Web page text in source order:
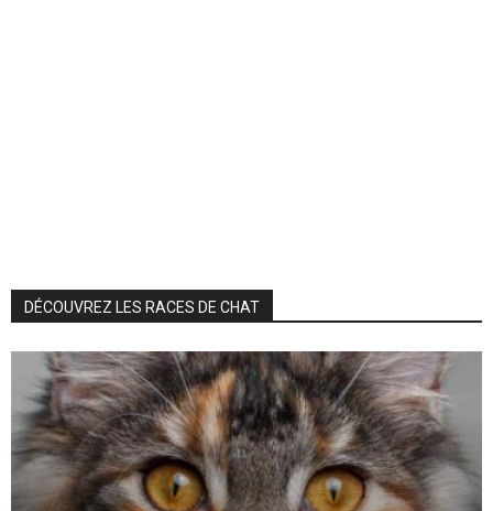
DÉCOUVREZ LES RACES DE CHAT